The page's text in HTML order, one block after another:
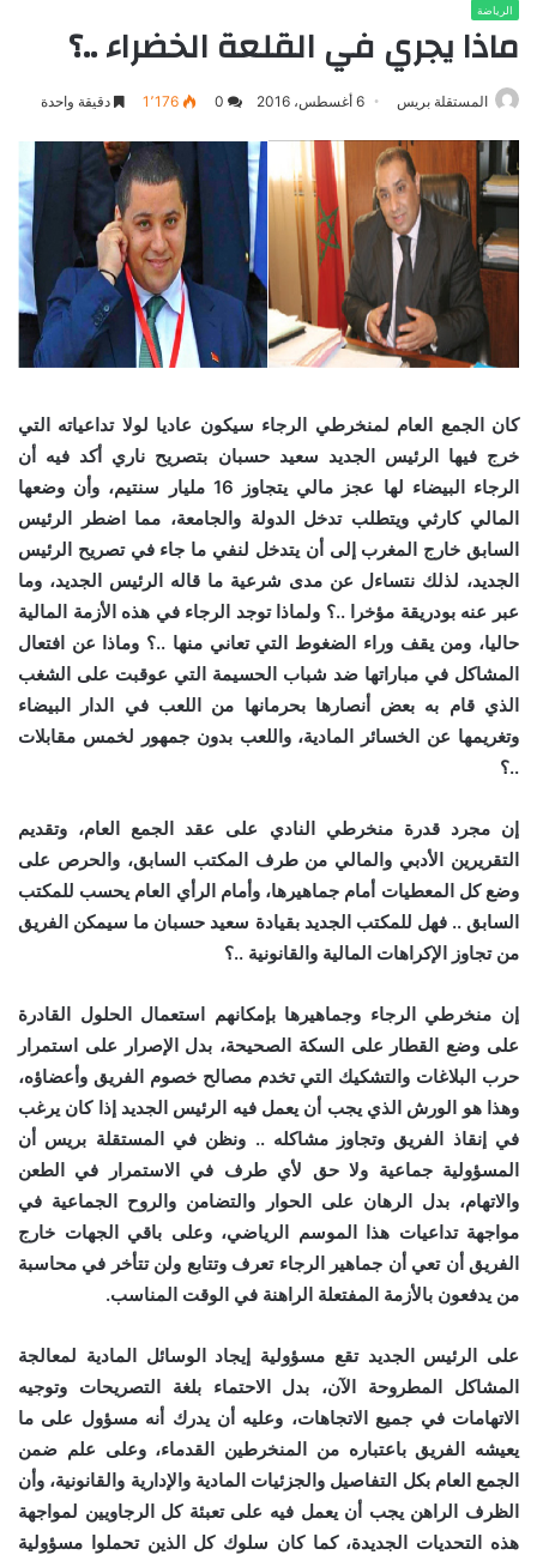
الرياضة
ماذا يجري في القلعة الخضراء ..؟
المستقلة بريس 6 أغسطس، 2016 0 1٬176 دقيقة واحدة
كان الجمع العام لمنخرطي الرجاء سيكون عاديا لولا تداعياته التي
خرج فيها الرئيس الجديد سعيد حسبان بتصريح ناري أكد فيه أن
الرجاء البيضاء لها عجز مالي يتجاوز 16 مليار سنتيم، وأن وضعها
المالي كارثي ويتطلب تدخل الدولة والجامعة، مما اضطر الرئيس
السابق خارج المغرب إلى أن يتدخل لنفي ما جاء في تصريح الرئيس
الجديد، لذلك نتساءل عن مدى شرعية ما قاله الرئيس الجديد، وما
عبر عنه بودريقة مؤخرا ..؟ ولماذا توجد الرجاء في هذه الأزمة المالية
حاليا، ومن يقف وراء الضغوط التي تعاني منها ..؟ وماذا عن افتعال
المشاكل في مباراتها ضد شباب الحسيمة التي عوقبت على الشغب
الذي قام به بعض أنصارها بحرمانها من اللعب في الدار البيضاء
وتغريمها عن الخسائر المادية، واللعب بدون جمهور لخمس مقابلات
..؟
إن مجرد قدرة منخرطي النادي على عقد الجمع العام، وتقديم
التقريرين الأدبي والمالي من طرف المكتب السابق، والحرص على
وضع كل المعطيات أمام جماهيرها، وأمام الرأي العام يحسب للمكتب
السابق .. فهل للمكتب الجديد بقيادة سعيد حسبان ما سيمكن الفريق
من تجاوز الإكراهات المالية والقانونية ..؟
إن منخرطي الرجاء وجماهيرها بإمكانهم استعمال الحلول القادرة
على وضع القطار على السكة الصحيحة، بدل الإصرار على استمرار
حرب البلاغات والتشكيك التي تخدم مصالح خصوم الفريق وأعضاؤه،
وهذا هو الورش الذي يجب أن يعمل فيه الرئيس الجديد إذا كان يرغب
في إنقاذ الفريق وتجاوز مشاكله .. ونظن في المستقلة بريس أن
المسؤولية جماعية ولا حق لأي طرف في الاستمرار في الطعن
والاتهام، بدل الرهان على الحوار والتضامن والروح الجماعية في
مواجهة تداعيات هذا الموسم الرياضي، وعلى باقي الجهات خارج
الفريق أن تعي أن جماهير الرجاء تعرف وتتابع ولن تتأخر في محاسبة
من يدفعون بالأزمة المفتعلة الراهنة في الوقت المناسب.
على الرئيس الجديد تقع مسؤولية إيجاد الوسائل المادية لمعالجة
المشاكل المطروحة الآن، بدل الاحتماء بلغة التصريحات وتوجيه
الاتهامات في جميع الاتجاهات، وعليه أن يدرك أنه مسؤول على ما
يعيشه الفريق باعتباره من المنخرطين القدماء، وعلى علم ضمن
الجمع العام بكل التفاصيل والجزئيات المادية والإدارية والقانونية، وأن
الظرف الراهن يجب أن يعمل فيه على تعبئة كل الرجاويين لمواجهة
هذه التحديات الجديدة، كما كان سلوك كل الذين تحملوا مسؤولية